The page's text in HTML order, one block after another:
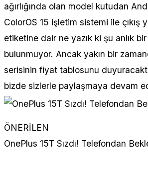
ağırlığında olan model kutudan
ColorOS 15 işletim sistemi ile çıkış
etiketine dair ne yazık ki şu anlık bir
bulunmuyor. Ancak yakın bir
serisinin fiyat tablosunu
bizde sizlerle paylaşmaya devam
ÖNERİLEN
OnePlus 15T Sızdı! Telefondan